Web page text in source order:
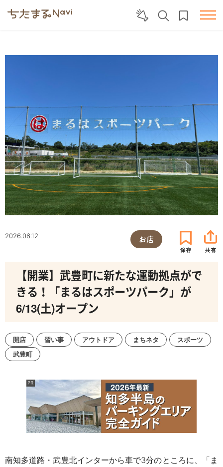
2026.06.12 お店
【開業】武豊町に新たな運動拠点がで
きる！「まるはスポーツパーク」が
6/13(土)オープン
開店 習い事 アウトドア まちネタ
スポーツ
武豊町
南知多道路・武豊北インターから車で3分のところに、「ま